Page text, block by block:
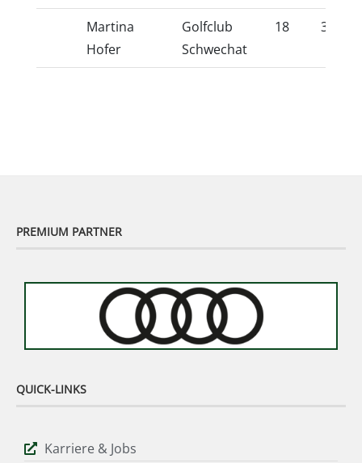
Martina
Hofer
Golfclub
Schwechat
18 39,7
PREMIUM PARTNER
QUICK-LINKS
Karriere & Jobs